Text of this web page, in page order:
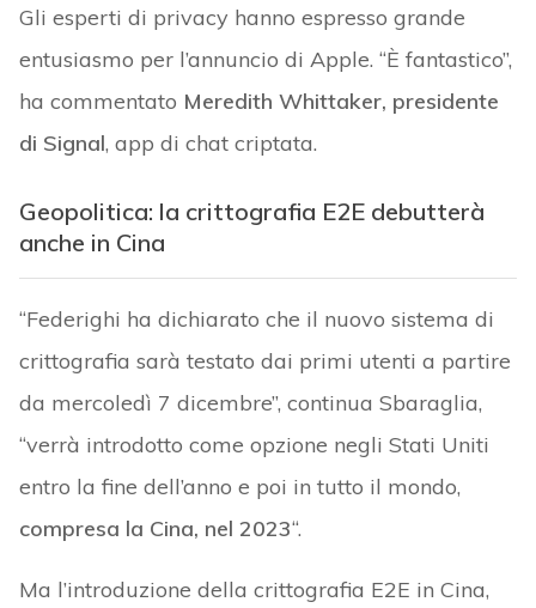
Gli esperti di privacy hanno espresso grande
entusiasmo per l’annuncio di Apple. “È fantastico”,
ha commentato Meredith Whittaker, presidente
di Signal, app di chat criptata.
Geopolitica: la crittografia E2E debutterà
anche in Cina
“Federighi ha dichiarato che il nuovo sistema di
crittografia sarà testato dai primi utenti a partire
da mercoledì 7 dicembre”, continua Sbaraglia,
“verrà introdotto come opzione negli Stati Uniti
entro la fine dell’anno e poi in tutto il mondo,
compresa la Cina, nel 2023“.
Ma l’introduzione della crittografia E2E in Cina,